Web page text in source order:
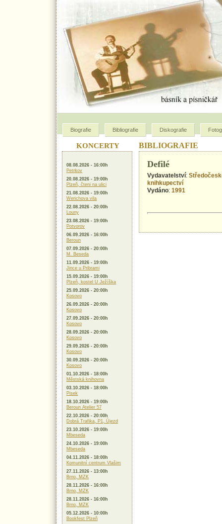
Biografie Bibliografie Diskografie
BIBLIOGRAFIE
Defilé
Vydavatelství:
knihkupectví
Vydáno: 1991
KONCERTY
08.08.2026 - 16:00h
Petrkov
20.08.2026 - 19:00h
Plzeň, čteni na ulici
21.08.2026 - 19:00h
Werichova vila
22.08.2026 - 20:00h
Louny
23.08.2026 - 19:00h
Potvorov
06.09.2026 - 16:00h
Beroun
07.09.2026 - 20:00h
M. Beseda
11.09.2026 - 19:00h
Jince u Pribrami
15.09.2026 - 19:00h
Plzeň, kostel U Ježíška
25.09.2026 - 20:00h
Kosovo
26.09.2026 - 20:00h
Kosovo
27.09.2026 - 20:00h
Kosovo
28.09.2026 - 20:00h
Kosovo
29.09.2026 - 20:00h
Kosovo
30.09.2026 - 20:00h
Kosovo
01.10.2026 - 18:00h
Městská knihovna
03.10.2026 - 18:00h
Pisek
18.10.2026 - 19:00h
Beroun Atelier 57
22.10.2026 - 20:00h
Dobrá Trafika, P1, Újezd
23.10.2026 - 19:00h
Mbeseda
24.10.2026 - 19:00h
Mbeseda
04.11.2026 - 18:00h
Komunitní centrum Vlašim
27.11.2026 - 13:00h
Brno, MZK
28.11.2026 - 16:00h
Brno, MZK
28.11.2026 - 16:00h
Brno, MZK
05.12.2026 - 10:00h
Bookfest Plzeň